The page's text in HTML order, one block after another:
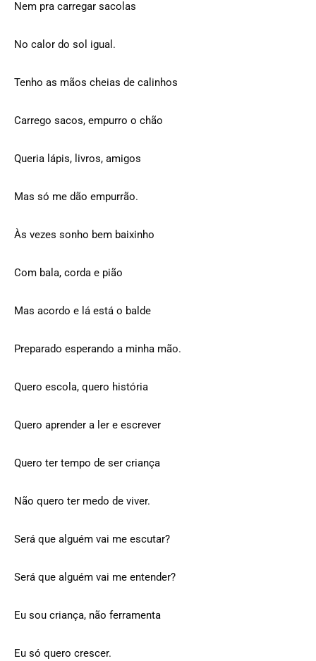
Nem pra carregar sacolas
No calor do sol igual.
Tenho as mãos cheias de calinhos
Carrego sacos, empurro o chão
Queria lápis, livros, amigos
Mas só me dão empurrão.
Às vezes sonho bem baixinho
Com bala, corda e pião
Mas acordo e lá está o balde
Preparado esperando a minha mão.
Quero escola, quero história
Quero aprender a ler e escrever
Quero ter tempo de ser criança
Não quero ter medo de viver.
Será que alguém vai me escutar?
Será que alguém vai me entender?
Eu sou criança, não ferramenta
Eu só quero crescer.